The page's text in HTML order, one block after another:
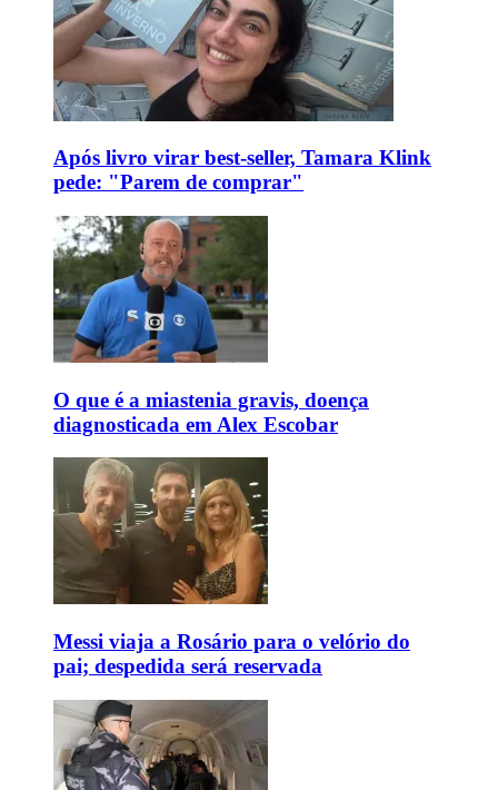
Após livro virar best-seller, Tamara Klink
pede: "Parem de comprar"
O que é a miastenia gravis, doença
diagnosticada em Alex Escobar
Messi viaja a Rosário para o velório do
pai; despedida será reservada